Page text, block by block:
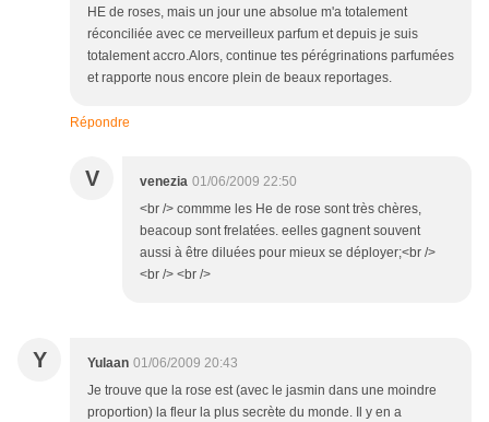
HE de roses, mais un jour une absolue m'a totalement
réconciliée avec ce merveilleux parfum et depuis je suis
totalement accro.Alors, continue tes pérégrinations parfumées
et rapporte nous encore plein de beaux reportages.
Répondre
V venezia 01/06/2009 22:50
<br /> commme les He de rose sont très chères,
beacoup sont frelatées. eelles gagnent souvent
aussi à être diluées pour mieux se déployer;<br />
<br /> <br />
Y Yulaan 01/06/2009 20:43
Je trouve que la rose est (avec le jasmin dans une moindre
proportion) la fleur la plus secrète du monde. Il y en a